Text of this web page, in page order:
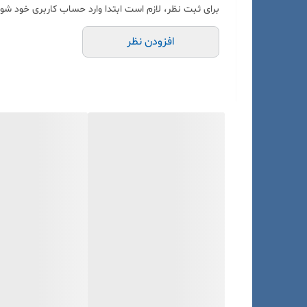
برای ثبت نظر، لازم است ابتدا وارد حساب کاربری خود
افزودن نظر